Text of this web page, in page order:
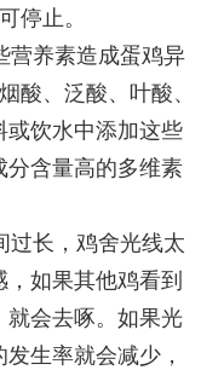
停止。
养素造成蛋鸡异
酸、泛酸、叶酸、
或饮水中添加这些
分含量高的多维素
长，鸡舍光线太
如果其他鸡看到
就会去啄。如果光
生率就会减少，